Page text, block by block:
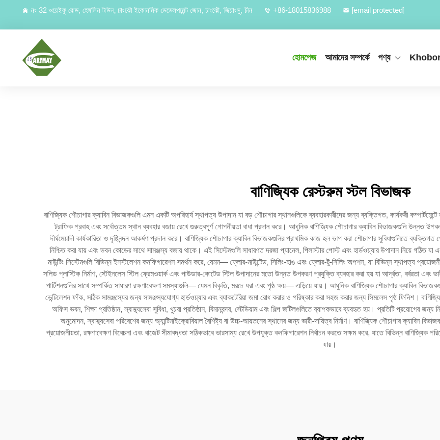
নং 32 ওয়েইফু রোড, হেঙ্গলিন টাউন, চাংঝৌ ইকোনমিক ডেভেলপমেন্ট জোন, চাংঝৌ, জিয়াংসু, চীন +86-18015836988 [email protected]
হোমপেজ আমাদের সম্পর্কে পণ্য
বাণিজ্যিক রেস্টরুম স্টল বিভাজক
বাণিজ্যিক শৌচাগার ক্যাবিন বিভাজকগুলি এমন একটি অপরিহার্য স্থাপত্য উপাদান যা বড় শৌচাগার স্থানগুলিকে ব্যবহারকারীদের জন্য ব্যক্তিগত, কার্যকরী
ট্রাফিক প্রবাহ এবং সর্বোত্তম স্থান ব্যবহার বজায় রেখে গুরুত্বপূর্ণ গোপনীয়তা বাধা প্রদান করে। আধুনিক বাণিজ্যিক শৌচাগার ক্যাবিন বিভাজকগুলি উন্নত
দীর্ঘমেয়াদী কার্যকারিতা ও দৃষ্টিনন্দন আকর্ষণ প্রদান করে। বাণিজ্যিক শৌচাগার ক্যাবিন বিভাজকগুলির প্রাথমিক কাজ হল ভাগ করা শৌচাগার সুবিধাগুলিতে
নিশ্চিত করা যায় এবং ভবন কোডের সাথে সামঞ্জস্য বজায় থাকে। এই সিস্টেমগুলি সাধারণত দরজা প্যানেল, পিলাস্টার পোস্ট এবং হার্ডওয়্যার উপাদান নিয়ে
মাউন্টিং সিস্টেমগুলি বিভিন্ন ইনস্টলেশন কনফিগারেশন সমর্থন করে, যেমন— ফ্লোর-মাউন্টেড, সিলিং-হাঙ এবং ফ্লোর-টু-সিলিং অপশন, যা বিভিন্ন স্থাপত্য
সলিড প্লাস্টিক নির্মাণ, স্টেইনলেস স্টিল ফ্রেমওয়ার্ক এবং পাউডার-কোটেড স্টিল উপাদানের মতো উন্নত উপকরণ প্রযুক্তি ব্যবহার করা হয় যা আর্দ্রতা, বর্বরতা এবং
পার্টিশনগুলির সাথে সম্পর্কিত সাধারণ রক্ষণাবেক্ষণ সমস্যাগুলি— যেমন বিকৃতি, মরচে ধরা এবং পৃষ্ঠ ক্ষয়— এড়িয়ে যায়। আধুনিক বাণিজ্যিক শৌচাগার ক্যাবিন
ভেন্টিলেশন ফাঁক, সঠিক সামঞ্জস্যের জন্য সামঞ্জস্যযোগ্য হার্ডওয়্যার এবং ব্যাকটেরিয়া জমা রোধ করার ও পরিষ্কার করা সহজ করার জন্য সিমলেস পৃষ্ঠ ফিনিশ।
অফিস ভবন, শিক্ষা প্রতিষ্ঠান, স্বাস্থ্যসেবা সুবিধা, খুচরা প্রতিষ্ঠান, বিমানবন্দর, স্টেডিয়াম এবং শিল্প জটিলগুলিতে ব্যাপকভাবে ব্যবহৃত হয়। প্রতিটি প্রয়োগের
অনুমোদন, স্বাস্থ্যসেবা পরিবেশের জন্য অ্যান্টিমাইক্রোবিয়াল বৈশিষ্ট্য বা উচ্চ-আয়তনের স্থানের জন্য ভারী-দায়িত্ব নির্মাণ। বাণিজ্যিক শৌচাগার ক্যাবিন
প্রয়োজনীয়তা, রক্ষণাবেক্ষণ বিবেচনা এবং বাজেট সীমাবদ্ধতা সঠিকভাবে ভারসাম্য রেখে উপযুক্ত কনফিগারেশন নির্বাচন করতে সক্ষম করে, যাতে বিভিন্ন বাণিজ্যিক
যায়।